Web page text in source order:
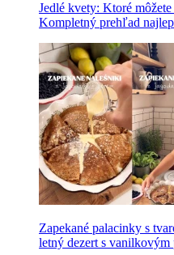
Jedlé kvety: Ktoré
Kompletný prehľad
Zapekané palacinky s
letný dezert s vanilkovým